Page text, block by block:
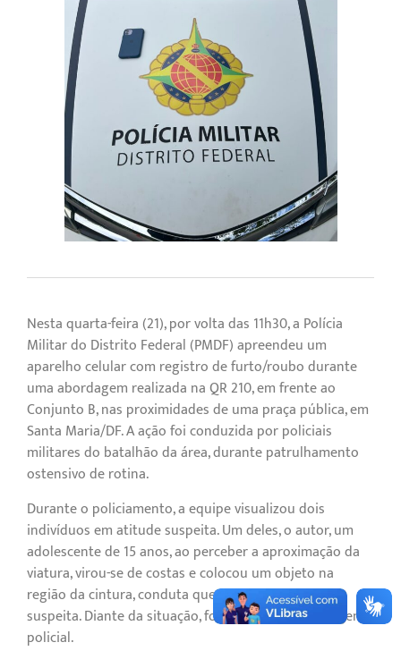
Nesta quarta-feira (21), por volta das 11h30, a Polícia
Militar do Distrito Federal (PMDF) apreendeu um
aparelho celular com registro de furto/roubo durante
uma abordagem realizada na QR 210, em frente ao
Conjunto B, nas proximidades de uma praça pública, em
Santa Maria/DF. A ação foi conduzida por policiais
militares do batalhão da área, durante patrulhamento
ostensivo de rotina.
Durante o policiamento, a equipe visualizou dois
indivíduos em atitude suspeita. Um deles, o autor, um
adolescente de 15 anos, ao perceber a aproximação da
viatura, virou-se de costas e colocou um objeto na
região da cintura, conduta que despertou fundada
suspeita. Diante da situação, foi realizada a abordagem
policial.